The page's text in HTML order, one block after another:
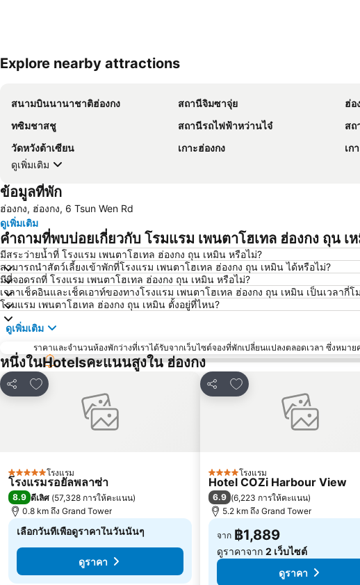
Explore nearby attractions
สนามบินนานาชาติฮ่องกง สถานีจิมซาจุ่ย ฮ่อ
ทซิมชาสชู
สถานีรถไฟฟ้าหว่านไจ๋ สถ
วัดหวังต้าเซียน
เกาะฮ่องกง เก
ดูเพิ่มเติม
ข้อมูลที่พัก
ฮ่องกง, ฮ่องกง, 6 Tsun Wen Rd
ดูเพิ่มเติม
คำถามที่พบบ่อยเกี่ยวกับ โรมแรม เพนตาโฮเทล ฮ่องกง ถุน เ
มีสระว่ายน้ำที่ โรงแรม เพนตาโฮเทล ฮ่องกง ถุน เหมิน หรือไม่?
สามารถนำสัตว์เลี้ยงเข้าพักที่โรงแรม เพนตาโฮเทล ฮ่องกง ถุน เหมิน ได้หรือไม่?
มีที่จอดรถที่ โรงแรม เพนตาโฮเทล ฮ่องกง ถุน เหมิน หรือไม่?
เวลาเช็คอินและเช็คเอาท์ของทางโรงแรม เพนตาโฮเทล ฮ่องกง ถุน เหมิน เป็นเวลากี่โ
โรมแรม เพนตาโฮเทล ฮ่องกง ถุน เหมิน ตั้งอยู่ที่ไหน?
ดูเพิ่มเติม
ราคาและจำนวนห้องพักว่างที่เราได้รับจากเว็บไซต์จองที่พักเปลี่ยนแปลงตลอดเวลา ซึ่งหม
หนึ่งในHotelsคะแนนสูงใน ฮ่องกง
แชร์
เพิ่มในรายการโปรด
5 ดาว โรงแรม
โรงแรมรอยัลพลาซ่า
8.9 ดีเลิศ (57,328 การให้คะแนน)
0.8 km ถึง Grand Tower
เลือกวันที่เพื่อดูราคาในวันนั้นๆ
ดูราคา
แชร์
เพิ่มในรายการโปรด
4 ดาว โรงแรม
Hotel COZi Harbour View
6.9 (6,223 การให้คะแนน)
5.2 km ถึง Grand Tower
จาก ฿1,889
ดูราคาจาก 2 เว็บไซต์
ดูราคา